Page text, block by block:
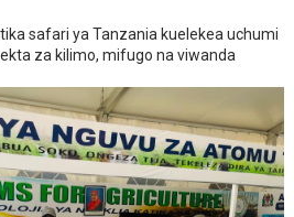
safari ya Tanzania kuelekea uchumi
za kilimo, mifugo na viwanda